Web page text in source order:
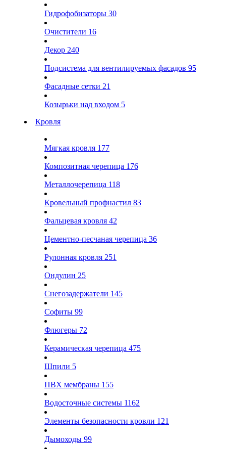
Гидрофобизаторы 30
Очистители 16
Декор 240
Подсистема для вентилируемых фасадов 95
Фасадные сетки 21
Козырьки над входом 5
Кровля
Мягкая кровля 177
Композитная черепица 176
Металлочерепица 118
Кровельный профнастил 83
Фальцевая кровля 42
Цементно-песчаная черепица 36
Рулонная кровля 251
Ондулин 25
Снегозадержатели 145
Софиты 99
Флюгеры 72
Керамическая черепица 475
Шпили 5
ПВХ мембраны 155
Водосточные системы 1162
Элементы безопасности кровли 121
Дымоходы 99